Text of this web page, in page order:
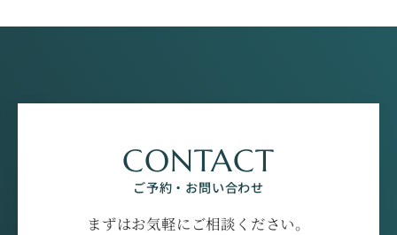
CONTACT
ご予約・お問い合わせ
まずはお気軽にご相談ください。